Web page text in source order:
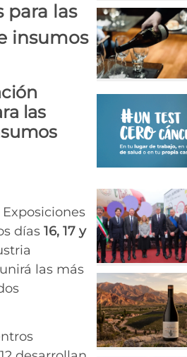
las
insumos
las
días 16, 17 y
las más